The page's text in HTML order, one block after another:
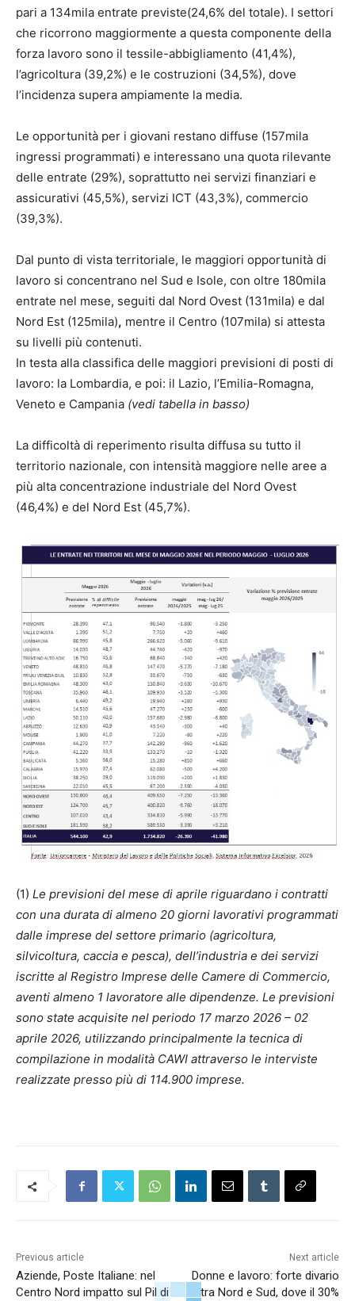
pari a 134mila entrate previste(24,6% del totale). I settori
che ricorrono maggiormente a questa componente della
forza lavoro sono il tessile-abbigliamento (41,4%),
l’agricoltura (39,2%) e le costruzioni (34,5%), dove
l’incidenza supera ampiamente la media.
Le opportunità per i giovani restano diffuse (157mila
ingressi programmati) e interessano una quota rilevante
delle entrate (29%), soprattutto nei servizi finanziari e
assicurativi (45,5%), servizi ICT (43,3%), commercio
(39,3%).
Dal punto di vista territoriale, le maggiori opportunità di
lavoro si concentrano nel Sud e Isole, con oltre 180mila
entrate nel mese, seguiti dal Nord Ovest (131mila) e dal
Nord Est (125mila), mentre il Centro (107mila) si attesta
su livelli più contenuti.
In testa alla classifica delle maggiori previsioni di posti di
lavoro: la Lombardia, e poi: il Lazio, l’Emilia-Romagna,
Veneto e Campania (vedi tabella in basso)
La difficoltà di reperimento risulta diffusa su tutto il
territorio nazionale, con intensità maggiore nelle aree a
più alta concentrazione industriale del Nord Ovest
(46,4%) e del Nord Est (45,7%).
(1) Le previsioni del mese di aprile riguardano i contratti
con una durata di almeno 20 giorni lavorativi programmati
dalle imprese del settore primario (agricoltura,
silvicoltura, caccia e pesca), dell’industria e dei servizi
iscritte al Registro Imprese delle Camere di Commercio,
aventi almeno 1 lavoratore alle dipendenze. Le previsioni
sono state acquisite nel periodo 17 marzo 2026 – 02
aprile 2026, utilizzando principalmente la tecnica di
compilazione in modalità CAWI attraverso le interviste
realizzate presso più di 114.900 imprese.
Previous article
Aziende, Poste Italiane: nel
Centro Nord impatto sul Pil di
Next article
Donne e lavoro: forte divario
tra Nord e Sud, dove il 30%